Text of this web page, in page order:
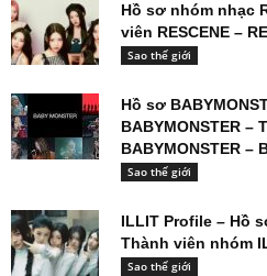
Hồ sơ nhóm nhạc
viên RESCENE –
Sao thế giới
Hồ sơ
BABYMONSTER –
BABYMONSTER –
Sao thế giới
ILLIT Profile – Hồ
Thành viên nhóm
Sao thế giới